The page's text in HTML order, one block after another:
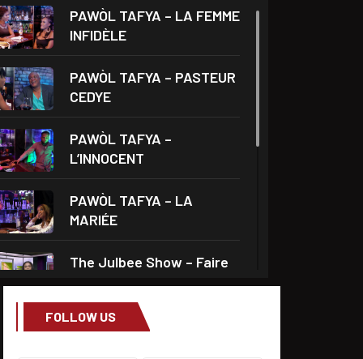
PAWÒL TAFYA – LA FEMME
INFIDÈLE
PAWÒL TAFYA – PASTEUR
CEDYE
PAWÒL TAFYA –
L’INNOCENT
PAWÒL TAFYA – LA
MARIÉE
The Julbee Show – Faire
Droits et Société – Invité
FOLLOW US